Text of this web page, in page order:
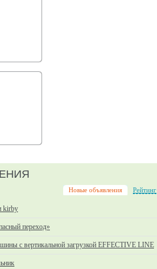
Новые объявления Рейтинг
kirby
переход»
с вертикальной загрузкой EFFECTIVE LINE